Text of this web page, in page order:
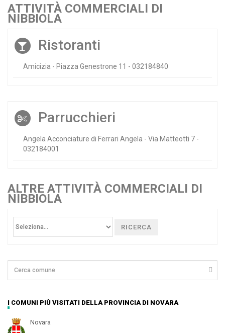
ATTIVITÀ COMMERCIALI DI
NIBBIOLA
Ristoranti
Amicizia - Piazza Genestrone 11 - 032184840
Parrucchieri
Angela Acconciature di Ferrari Angela - Via Matteotti 7 -
032184001
ALTRE ATTIVITÀ COMMERCIALI DI
NIBBIOLA
RICERCA
I COMUNI PIÙ VISITATI DELLA PROVINCIA DI NOVARA
Novara